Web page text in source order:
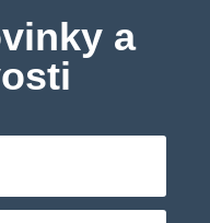
a